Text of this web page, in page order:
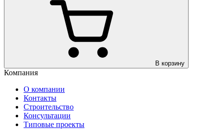
В корзину
Компания
О компании
Контакты
Строительство
Консультации
Типовые проекты